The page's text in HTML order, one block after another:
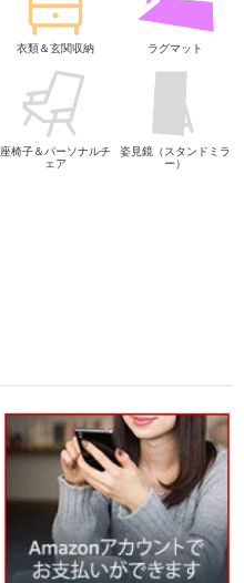
衣類＆玄関収納 ラグマット
座椅子＆パーソナルチ
ェア
姿見鏡（スタンドミラ
ー）